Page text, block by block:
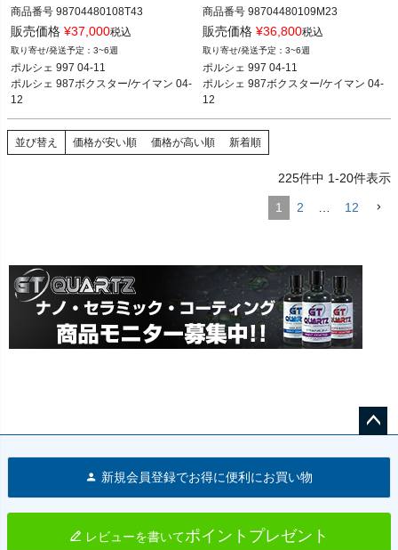
商品番号 98704480108T43
98704480108T43
ポルシェ 997 04-11
ポルシェ 987ボクスター/ケイマン 04-
12
販売価格 ¥37,000税込
3~6週
ポルシェ 997 04-11
ポルシェ 987ボクスター/ケイマン 04-
12
商品番号 98704480109M23
ポルシェ 997 04-11
ポルシェ 987ボクスター/ケイマン 04-
12
販売価格 ¥36,800税込
3~6週
ポルシェ 997 04-11
ポルシェ 987ボクスター/ケイマン 04-
12
並び替え 価格が安い順 価格が高い順 新着順
225件中 1-20件表示
1 2 … 12
へ
新規会員登録でお得に便利にお買い物
レビューを書いてポイントプレゼント